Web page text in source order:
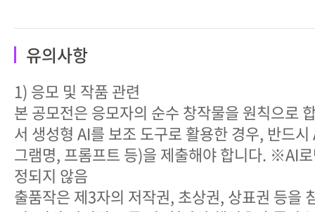
유의사항
1) 응모 및 작품 관련
본 공모전은 응모자의 순수 창작물을 원칙으로
서 생성형 AI를 보조 도구로 활용한 경우, 반드
그램명, 프롬프트 등)을 제출해야 합니다. ※AI
정되지 않음
출품작은 제3자의 저작권, 초상권, 상표권 등을